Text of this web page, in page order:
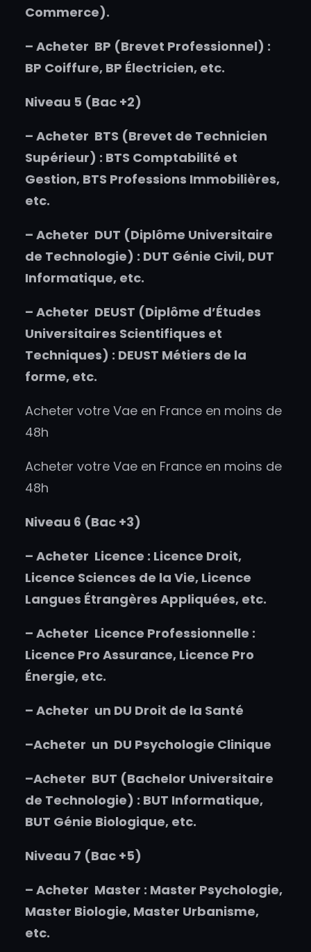
Commerce).
– Acheter BP (Brevet Professionnel) :
BP Coiffure, BP Électricien, etc.
Niveau 5 (Bac +2)
– Acheter BTS (Brevet de Technicien
Supérieur) : BTS Comptabilité et
Gestion, BTS Professions Immobilières,
etc.
– Acheter DUT (Diplôme Universitaire
de Technologie) : DUT Génie Civil, DUT
Informatique, etc.
– Acheter DEUST (Diplôme d’Études
Universitaires Scientifiques et
Techniques) : DEUST Métiers de la
forme, etc.
Acheter votre Vae en France en moins de
48h
Acheter votre Vae en France en moins de
48h
Niveau 6 (Bac +3)
– Acheter Licence : Licence Droit,
Licence Sciences de la Vie, Licence
Langues Étrangères Appliquées, etc.
– Acheter Licence Professionnelle :
Licence Pro Assurance, Licence Pro
Énergie, etc.
– Acheter un DU Droit de la Santé
–Acheter un DU Psychologie Clinique
–Acheter BUT (Bachelor Universitaire
de Technologie) : BUT Informatique,
BUT Génie Biologique, etc.
Niveau 7 (Bac +5)
– Acheter Master : Master Psychologie,
Master Biologie, Master Urbanisme,
etc.